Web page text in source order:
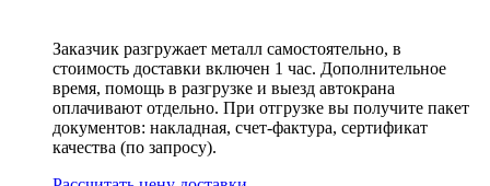
Заказчик разгружает металл самостоятельно, в
стоимость доставки включен 1 час. Дополнительное
время, помощь в разгрузке и выезд автокрана
оплачивают отдельно. При отгрузке вы получите пакет
документов: накладная, счет-фактура, сертификат
качества (по запросу).